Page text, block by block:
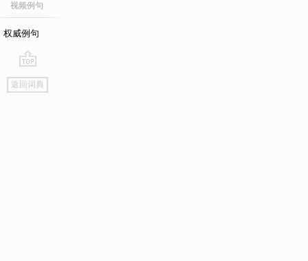
视频例句
权威例句
go
top
返回词典